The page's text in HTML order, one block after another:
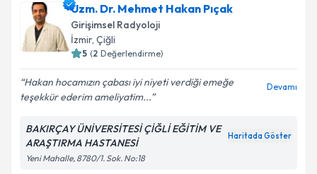
Uzm. Dr. Murat Oynakiçin randevu takvimi talebi
oluşturun. Size bu uzmandan randevu almanız için bir
takvim hazırlandığında e-posta ile bilgilendireceğiz.
Kişisel verilerimin işlenmesine ilişkin Aydınlatma
Metni'ni okudum ve kişisel verilerimin belirtilen
kapsamda işlenmesini kabul ediyorum.
Uzm. Dr. Mehmet Hakan Pıçak
Girişimsel Radyoloji
İzmir, Çiğli
5 (2 Değerlendirme)
Hakan hocamızın çabası iyi niyeti verdiği emeğe
teşekkür ederim ameliyatim...
Devamı
BAKIRÇAY ÜNİVERSİTESİ ÇİĞLİ EĞİTİM VE
ARAŞTIRMA HASTANESİ
Haritada Göster
Yeni Mahalle, 8780/1. Sok. No:18